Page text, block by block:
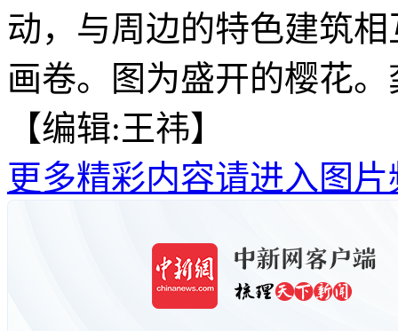
动，与周边的特色建筑
画卷。图为盛开的樱花
【编辑:王祎】
更多精彩内容请进入图片